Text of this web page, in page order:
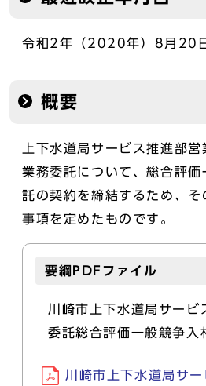
令和2年（2020年）8月20
概要
上下水道局サービス推進部
業務委託について、総合評
託の契約を締結するため、そ
事項を定めたものです。
要綱PDFファイル
川崎市上下水道局サービ
委託総合評価一般競争入
川崎市上下水道局サ